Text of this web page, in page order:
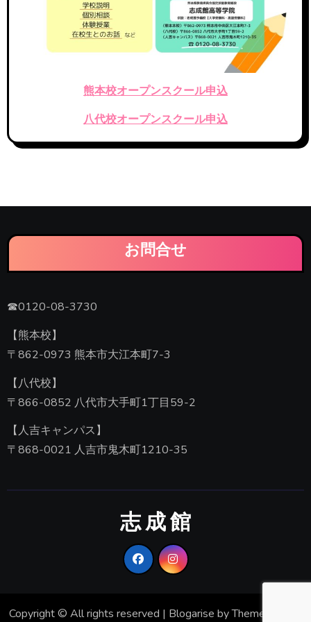
熊本校オープンスクール申込
八代校オープンスクール申込
お問合せ
☎0120-08-3730
【熊本校】
〒862-0973 熊本市大江本町7-3
【八代校】
〒866-0852 八代市大手町1丁目59-2
【人吉キャンパス】
〒868-0021 人吉市鬼木町1210-35
志 成 館
Copyright © All rights reserved | Blogarise byThemeansar